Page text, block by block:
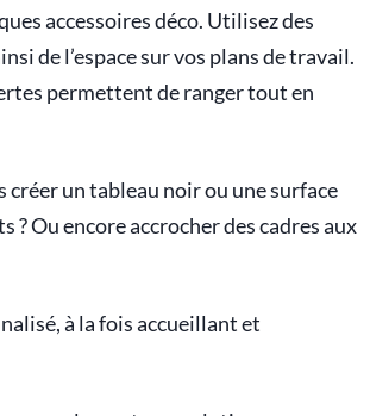
accessoires déco. Utilisez des
de l’espace sur vos plans de travail.
permettent de ranger tout en
créer un tableau noir ou une surface
Ou encore accrocher des cadres aux
à la fois accueillant et